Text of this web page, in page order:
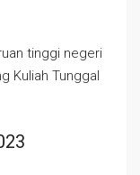
tinggi negeri
Kuliah Tunggal